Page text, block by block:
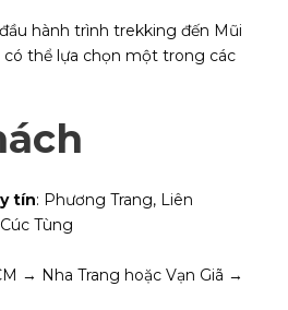
hành trình trekking đến Mũi
có thể lựa chọn một trong các
tín: Phương Trang, Liên
Tùng
→ Nha Trang hoặc Vạn Giã →